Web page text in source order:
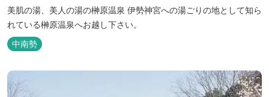
美肌の湯、美人の湯の榊原温泉 伊勢神宮への湯ごりの地として知ら
れている榊原温泉へお越し下さい。
中南勢